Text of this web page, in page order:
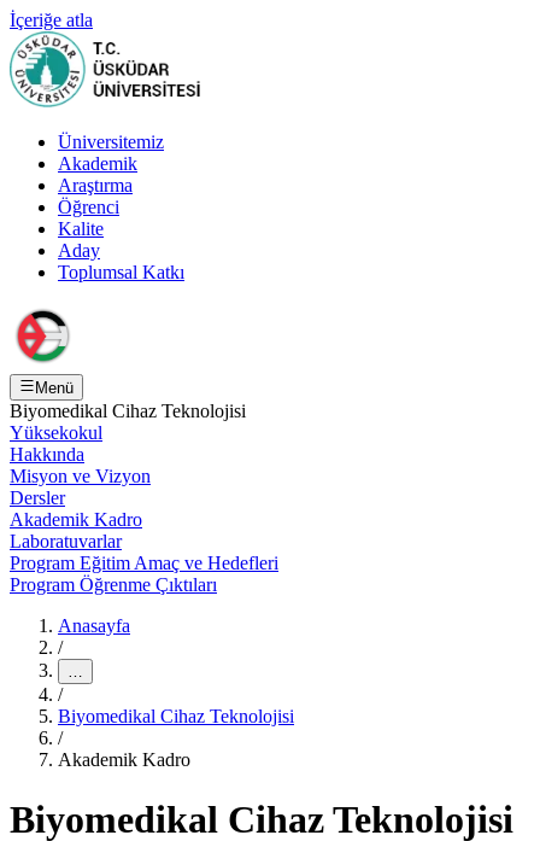
İçeriğe atla
Üniversitemiz
Akademik
Araştırma
Öğrenci
Kalite
Aday
Toplumsal Katkı
Menü
Biyomedikal Cihaz Teknolojisi
Yüksekokul
Hakkında
Misyon ve Vizyon
Dersler
Akademik Kadro
Laboratuvarlar
Program Eğitim Amaç ve Hedefleri
Program Öğrenme Çıktıları
Anasayfa
/
…
/
Biyomedikal Cihaz Teknolojisi
/
Akademik Kadro
Biyomedikal Cihaz Teknolojisi